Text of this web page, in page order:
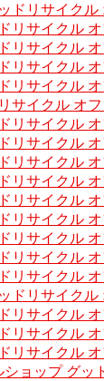
ドリサイク
リサイクル
リサイクル
リサイクル
リサイクル
サイクル オ
リサイクル
リサイクル
リサイクル
リサイクル
リサイクル
リサイクル
リサイクル
リサイクル
リサイクル
ドリサイク
リサイクル
リサイクル
リサイクル
ョップ グッ